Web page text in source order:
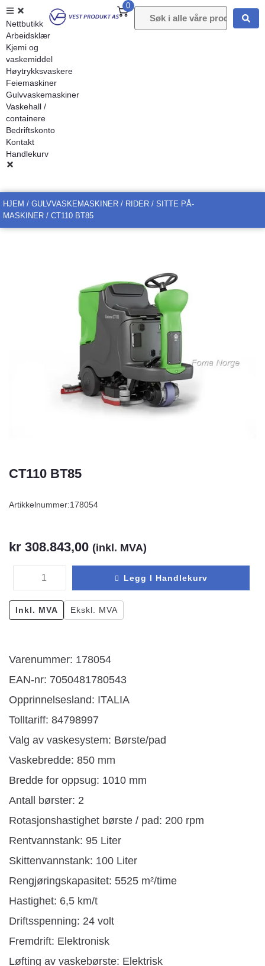
0
Nettbutikk
Arbeidsklær
Kjemi og
vaskemiddel
Høytrykksvaskere
Feiemaskiner
Gulvvaskemaskiner
Vaskehall /
containere
Bedriftskonto
Kontakt
Handlekurv
HJEM / GULVVASKEMASKINER / RIDER / SITTE PÅ-
MASKINER / CT110 BT85
CT110 BT85
Artikkelnummer:178054
Varenummer: 178054
EAN-nr: 7050481780543
Opprinnelsesland: ITALIA
Tolltariff: 84798997
Valg av vaskesystem: Børste/pad
Vaskebredde: 850 mm
Bredde for oppsug: 1010 mm
Antall børster: 2
Rotasjonshastighet børste / pad: 200 rpm
Rentvannstank: 95 Liter
Skittenvannstank: 100 Liter
Rengjøringskapasitet: 5525 m²/time
Hastighet: 6,5 km/t
Driftsspenning: 24 volt
Fremdrift: Elektronisk
Løfting av vaskebørste: Elektrisk
kr 308.843,00 (inkl. MVA)
Legg I Handlekurv
Inkl. MVA Ekskl. MVA